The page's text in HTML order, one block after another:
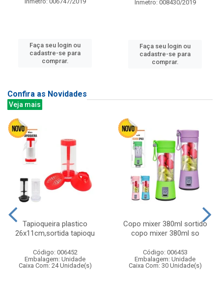
Faça seu login ou
cadastre-se para
comprar.
Inmetro: 008430/2019
Faça seu login ou
cadastre-se para
comprar.
Confira as Novidades
Veja mais
Tapioqueira plastico
26x11cm,sortida tapioqu
Código: 006452
Embalagem: Unidade
Caixa Com: 24 Unidade(s)
Copo mixer 380ml sortido
copo mixer 380ml so
Código: 006453
Embalagem: Unidade
Caixa Com: 30 Unidade(s)